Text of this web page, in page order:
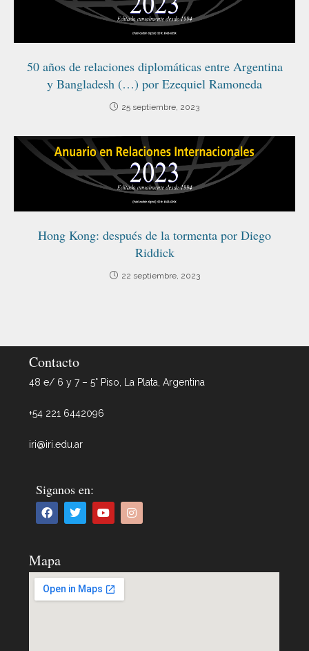
50 años de relaciones diplomáticas entre Argentina
y Bangladesh (…) por Ezequiel Ramoneda
25 septiembre, 2023
Hong Kong: después de la tormenta por Diego
Riddick
22 septiembre, 2023
Contacto
48 e/ 6 y 7 – 5° Piso, La Plata, Argentina
+54 221 6442096
iri@iri.edu.ar
Siganos en:
Mapa